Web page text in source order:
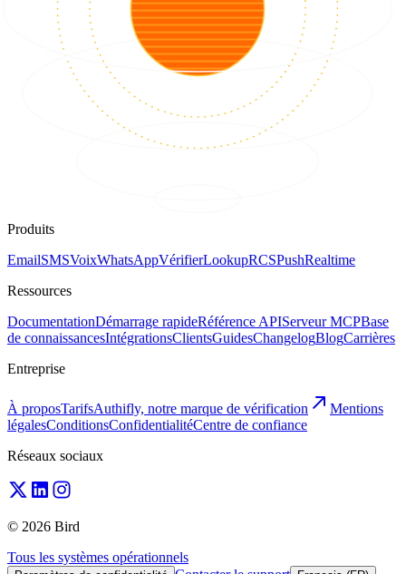
Produits
EmailSMSVoixWhatsAppVérifierLookupRCSPushRealtime
Ressources
DocumentationDémarrage rapideRéférence APIServeur MCPBase
de connaissancesIntégrationsClientsGuidesChangelogBlogCarrières
Entreprise
À proposTarifsAuthifly, notre marque de vérification
Mentions
légalesConditionsConfidentialitéCentre de confiance
Réseaux sociaux
© 2026 Bird
Tous les systèmes opérationnels